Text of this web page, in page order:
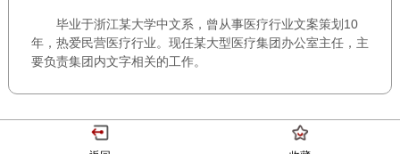
毕业于浙江某大学中文系，曾从事医疗行业文案策划10
年，热爱民营医疗行业。现任某大型医疗集团办公室主任，主
要负责集团内文字相关的工作。